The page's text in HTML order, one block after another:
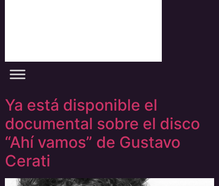
Ya está disponible el
documental sobre el disco
“Ahí vamos” de Gustavo
Cerati